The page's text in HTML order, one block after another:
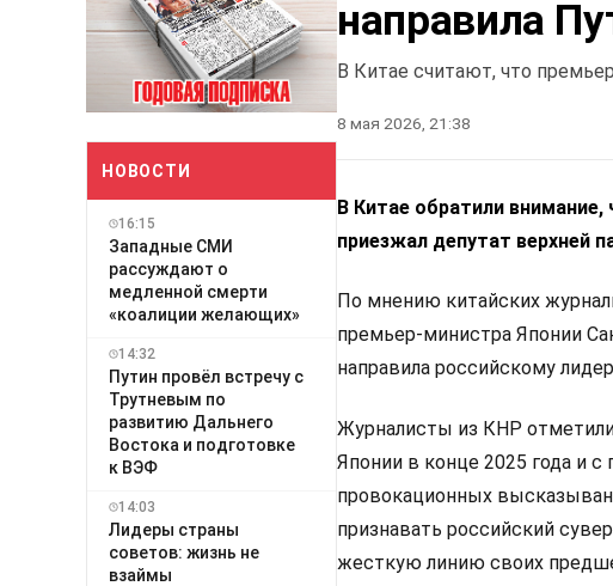
НОВОСТИ
16:15
Западные СМИ
рассуждают о
медленной смерти
«коалиции желающих»
14:32
Путин провёл встречу с
Трутневым по
развитию Дальнего
Востока и подготовке
к ВЭФ
14:03
Лидеры страны
советов: жизнь не
взаймы
направила
В Китае считают, что
8 мая 2026, 21:38
В Китае обратили
приезжал депутат верхней
По мнению китайских
премьер-министра Японии
направила российскому
Журналисты из КНР
Японии в конце 2025 года и
провокационных
признавать российский
жесткую линию своих